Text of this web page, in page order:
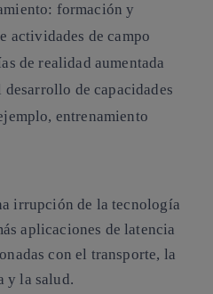
formación y
actividades de campo
de realidad aumentada
de capacidades
entrenamiento
irrupción de la tecnología
aplicaciones de latencia
con el transporte, la
y la salud.